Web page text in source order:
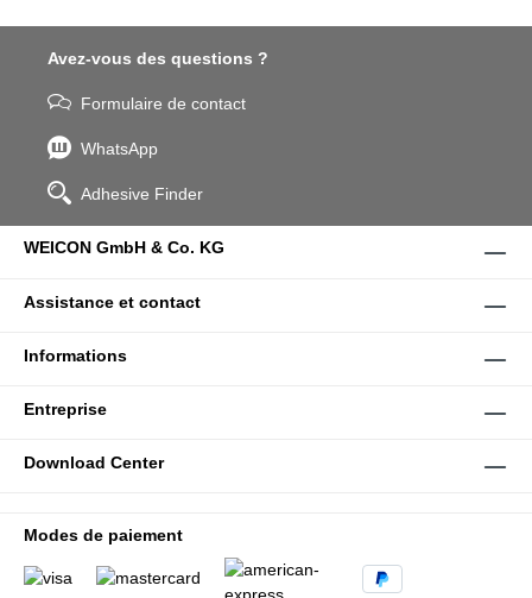
Avez-vous des questions ?
Formulaire de contact
WhatsApp
Adhesive Finder
WEICON GmbH & Co. KG
Assistance et contact
Informations
Entreprise
Download Center
Modes de paiement